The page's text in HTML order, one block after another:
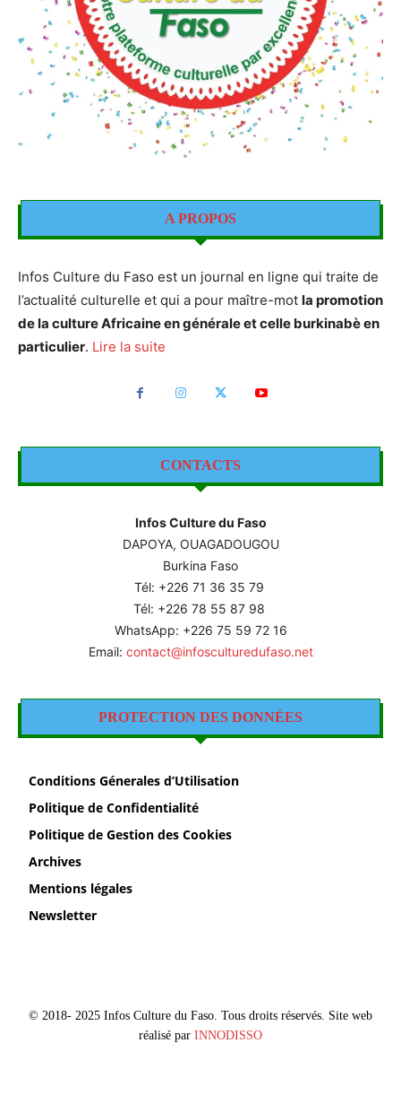
A PROPOS
Infos Culture du Faso est un journal en ligne qui traite de
l’actualité culturelle et qui a pour maître-mot la promotion
de la culture Africaine en générale et celle burkinabè en
particulier. Lire la suite
CONTACTS
Infos Culture du Faso
DAPOYA, OUAGADOUGOU
Burkina Faso
Tél: +226 71 36 35 79
Tél: +226 78 55 87 98
WhatsApp: +226 75 59 72 16
Email: contact@infosculturedufaso.net
PROTECTION DES DONNÉES
Conditions Génerales d’Utilisation
Politique de Confidentialité
Politique de Gestion des Cookies
Archives
Mentions légales
Newsletter
© 2018- 2025 Infos Culture du Faso. Tous droits réservés. Site web
réalisé par INNODISSO